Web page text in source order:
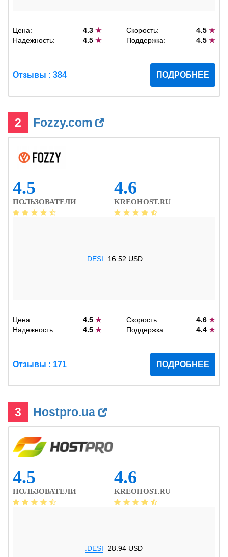
Цена: 4.3★ Скорость: 4.5 ★
Надежность:
4.5★ Поддержка: 4.5 ★
Отзывы : 384 ПОДРОБНЕЕ
2 Fozzy.com
4.5
ПОЛЬЗОВАТЕЛИ
4.6
KREOHOST.RU
.DESI 16.52 USD
Цена: 4.5★ Скорость: 4.6 ★
Надежность:
4.5★ Поддержка: 4.4 ★
Отзывы : 171 ПОДРОБНЕЕ
3 Hostpro.ua
4.5
ПОЛЬЗОВАТЕЛИ
4.6
KREOHOST.RU
.DESI 28.94 USD